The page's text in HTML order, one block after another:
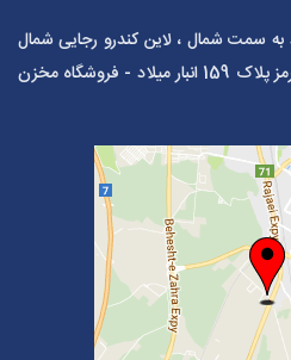
به سمت شمال ، لاین کندرو رجایی شمال
(به طرف تهران) روبروی آسیاب قرمز پلاک 159 انبار میلاد - فروشگاه مخزن